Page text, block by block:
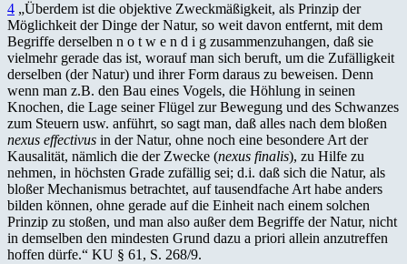
4 „Überdem ist die objektive Zweckmäßigkeit, als Prinzip der
Möglichkeit der Dinge der Natur, so weit davon entfernt, mit dem
Begriffe derselben n o t w e n d i g zusammenzuhangen, daß sie
vielmehr gerade das ist, worauf man sich beruft, um die Zufälligkeit
derselben (der Natur) und ihrer Form daraus zu beweisen. Denn
wenn man z.B. den Bau eines Vogels, die Höhlung in seinen
Knochen, die Lage seiner Flügel zur Bewegung und des Schwanzes
zum Steuern usw. anführt, so sagt man, daß alles nach dem bloßen
nexus effectivus in der Natur, ohne noch eine besondere Art der
Kausalität, nämlich die der Zwecke (nexus finalis), zu Hilfe zu
nehmen, in höchsten Grade zufällig sei; d.i. daß sich die Natur, als
bloßer Mechanismus betrachtet, auf tausendfache Art habe anders
bilden können, ohne gerade auf die Einheit nach einem solchen
Prinzip zu stoßen, und man also außer dem Begriffe der Natur, nicht
in demselben den mindesten Grund dazu a priori allein anzutreffen
hoffen dürfe.“ KU § 61, S. 268/9.